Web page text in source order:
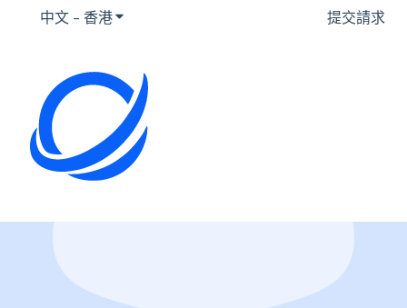
中文 - 香港顯示要翻譯的子選單 提交請求